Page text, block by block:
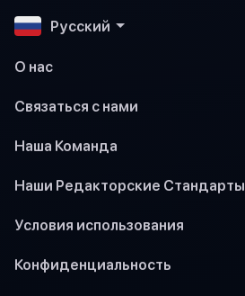
Pусский
О нас
Связаться с нами
Наша Команда
Наши Редакторские Стандарты
Условия использования
Конфиденциальность